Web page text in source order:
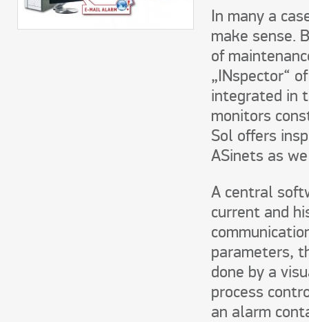
In many a
make sense.
of
„INspector“
integrated in
monitors
Sol offers
ASinets as
A central
current and
parameters,
done by a
process
an alarm